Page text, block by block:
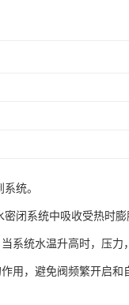
统。
闭系统中吸收受热时膨
系统水温升高时，压力
用，避免阀频繁开启和